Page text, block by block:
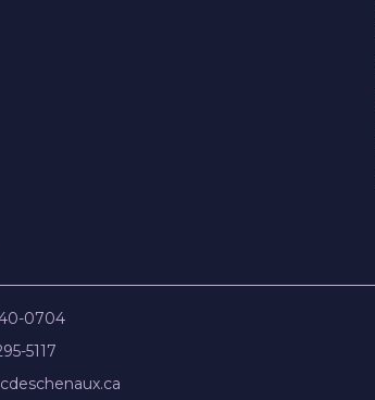
0704
5117